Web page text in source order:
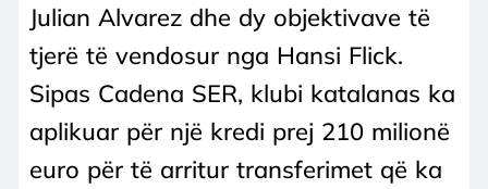
Julian Alvarez dhe dy objektivave të
tjerë të vendosur nga Hansi Flick.
Sipas Cadena SER, klubi katalanas ka
aplikuar për një kredi prej 210 milionë
euro për të arritur transferimet që ka